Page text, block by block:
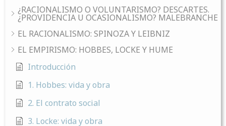
¿RACIONALISMO O VOLUNTARISMO? DESCARTES.
¿PROVIDENCIA U OCASIONALISMO? MALEBRANCHE
EL RACIONALISMO: SPINOZA Y LEIBNIZ
EL EMPIRISMO: HOBBES, LOCKE Y HUME
Introducción
1. Hobbes: vida y obra
2. El contrato social
3. Locke: vida y obra